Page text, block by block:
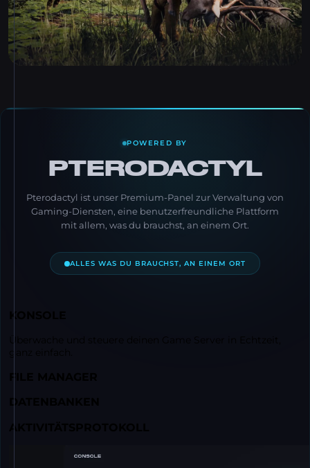
POWERED BY
PTERODACTYL
Pterodactyl ist unser Premium-Panel zur Verwaltung von
Gaming-Diensten, eine benutzerfreundliche Plattform
mit allem, was du brauchst, an einem Ort.
ALLES WAS DU BRAUCHST, AN EINEM ORT